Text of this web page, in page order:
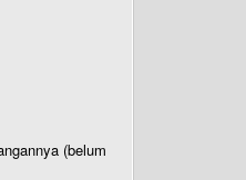
(belum